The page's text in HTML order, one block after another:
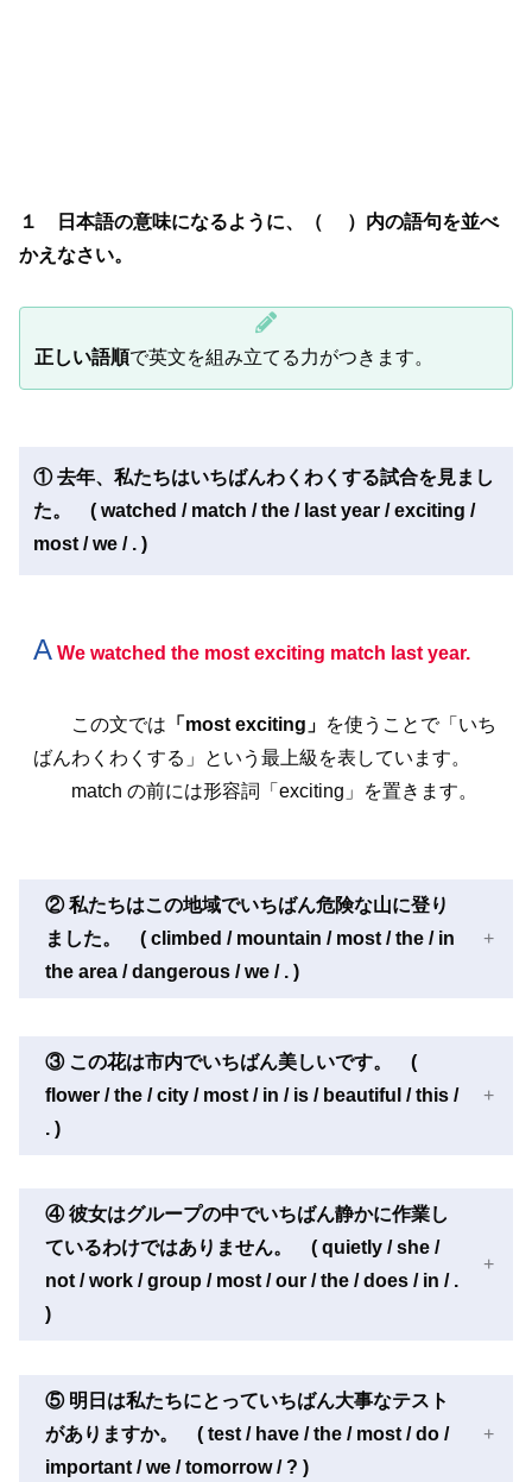
１ 日本語の意味になるように、（ ）内の語句を並べ
かえなさい。
正しい語順で英文を組み立てる力がつきます。
① 去年、私たちはいちばんわくわくする試合を見まし
た。 ( watched / match / the / last year / exciting /
most / we / . )
A We watched the most exciting match last year.
この文では 「most exciting」 を使うことで「いち
ばんわくわくする」という最上級を表しています。
match の前には形容詞「exciting」を置きます。
② 私たちはこの地域でいちばん危険な山に登り
ました。 ( climbed / mountain / most / the / in
the area / dangerous / we / . )
③ この花は市内でいちばん美しいです。 (
flower / the / city / most / in / is / beautiful / this /
. )
④ 彼女はグループの中でいちばん静かに作業し
ているわけではありません。 ( quietly / she /
not / work / group / most / our / the / does / in / .
)
⑤ 明日は私たちにとっていちばん大事なテスト
がありますか。 ( test / have / the / most / do /
important / we / tomorrow / ? )